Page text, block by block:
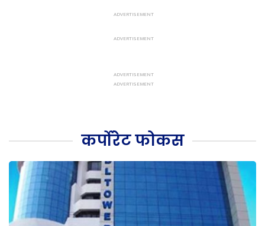
कर्पोरेट फोकस